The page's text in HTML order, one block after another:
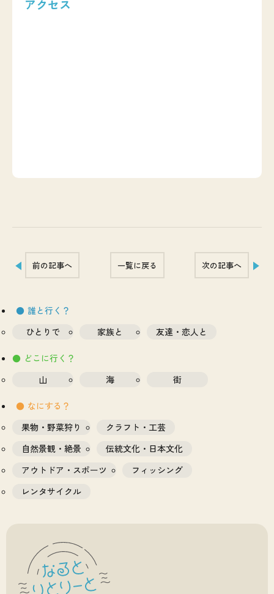
誰と行く？
ひとりで
家族と 友達・恋人と
どこに行く？
山
海 街
なにする？
果物・野菜狩り
クラフト・工芸
自然景観・絶景
伝統文化・日本文化
アウトドア・スポーツ
フィッシング
レンタサイクル
アクセス
前の記事へ 一覧に戻る 次の記事へ